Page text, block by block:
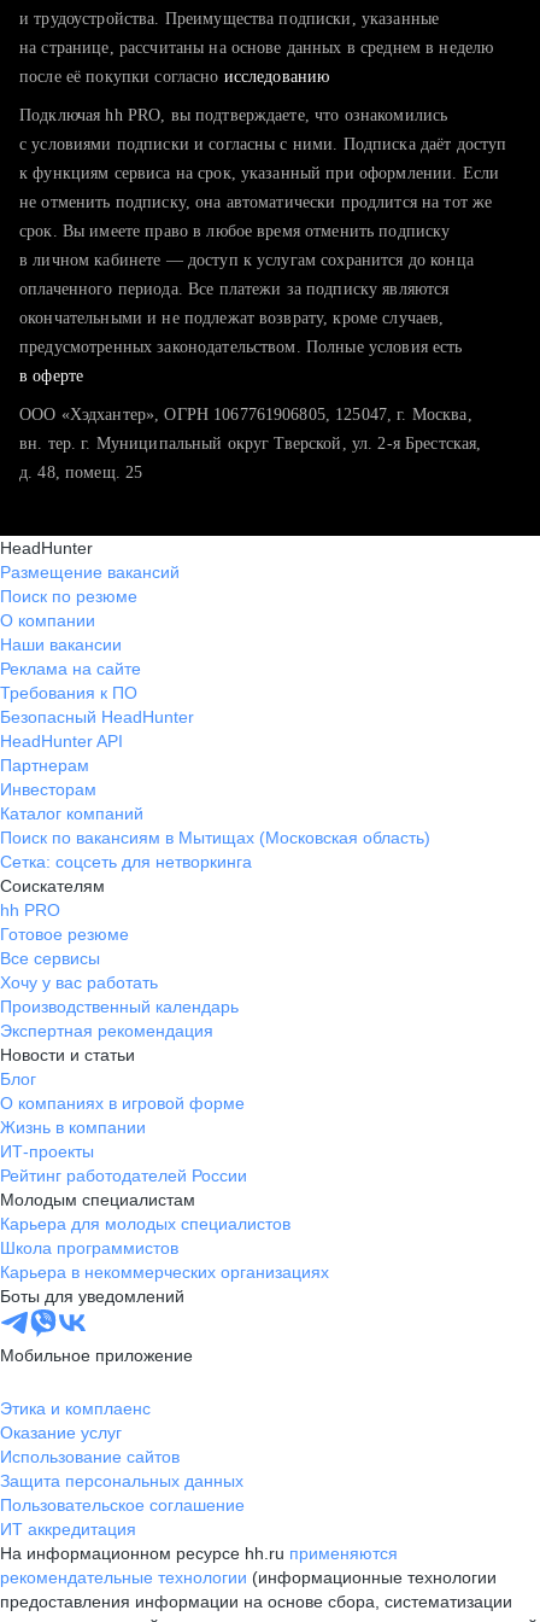
тратите много времени на поиск и вручную поднимаете
хотите сравнить себя с конкурентами и оценить шансы
и трудоустройства. Преимущества подписки, указанные
на странице, рассчитаны на основе данных в среднем в неделю
после её покупки согласно исследованию
Подключая hh PRO, вы подтверждаете, что ознакомились
с условиями подписки и согласны с ними. Подписка даёт доступ
к функциям сервиса на срок, указанный при оформлении. Если
не отменить подписку, она автоматически продлится на тот же
срок. Вы имеете право в любое время отменить подписку
в личном кабинете — доступ к услугам сохранится до конца
оплаченного периода. Все платежи за подписку являются
окончательными и не подлежат возврату, кроме случаев,
предусмотренных законодательством. Полные условия есть
в оферте
ООО «Хэдхантер», ОГРН 1067761906805, 125047, г. Москва,
вн. тер. г. Муниципальный округ Тверской, ул. 2-я Брестская,
д. 48, помещ. 25
HeadHunter
Размещение вакансий
Поиск по резюме
О компании
Наши вакансии
Реклама на сайте
Требования к ПО
Безопасный HeadHunter
HeadHunter API
Партнерам
Инвесторам
Каталог компаний
Поиск по вакансиям в Мытищах (Московская область)
Сетка: соцсеть для нетворкинга
Соискателям
hh PRO
Готовое резюме
Все сервисы
Хочу у вас работать
Производственный календарь
Экспертная рекомендация
Новости и статьи
Блог
О компаниях в игровой форме
Жизнь в компании
ИТ-проекты
Рейтинг работодателей России
Молодым специалистам
Карьера для молодых специалистов
Школа программистов
Карьера в некоммерческих организациях
Боты для уведомлений
Мобильное приложение
Этика и комплаенс
Оказание услуг
Использование сайтов
Защита персональных данных
Пользовательское соглашение
ИТ аккредитация
На информационном ресурсе hh.ru применяются
рекомендательные технологии (информационные технологии
предоставления информации на основе сбора, систематизации